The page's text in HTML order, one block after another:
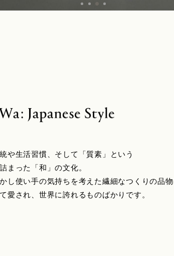
や生活習慣、そして「質素」という
まった「和」の文化。
し使い手の気持ちを考えた繊細なつくりの品物
愛され、世界に誇れるものばかりです。